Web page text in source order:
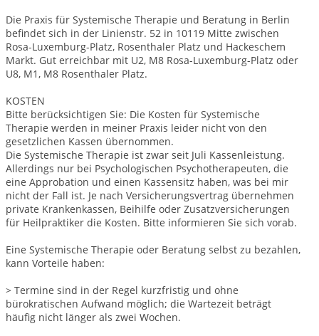
Die Praxis für Systemische Therapie und Beratung in Berlin
befindet sich in der Linienstr. 52 in 10119 Mitte zwischen
Rosa-Luxemburg-Platz, Rosenthaler Platz und Hackeschem
Markt. Gut erreichbar mit U2, M8 Rosa-Luxemburg-Platz oder
U8, M1, M8 Rosenthaler Platz.
KOSTEN
Bitte berücksichtigen Sie: Die Kosten für Systemische
Therapie werden in meiner Praxis leider nicht von den
gesetzlichen Kassen übernommen.
Die Systemische Therapie ist zwar seit Juli Kassenleistung.
Allerdings nur bei Psychologischen Psychotherapeuten, die
eine Approbation und einen Kassensitz haben, was bei mir
nicht der Fall ist. Je nach Versicherungsvertrag übernehmen
private Krankenkassen, Beihilfe oder Zusatzversicherungen
für Heilpraktiker die Kosten. Bitte informieren Sie sich vorab.
Eine Systemische Therapie oder Beratung selbst zu bezahlen,
kann Vorteile haben:
> Termine sind in der Regel kurzfristig und ohne
bürokratischen Aufwand möglich; die Wartezeit beträgt
häufig nicht länger als zwei Wochen.